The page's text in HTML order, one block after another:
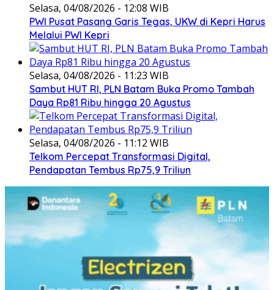
Selasa, 04/08/2026 - 12:08 WIB
PWI Pusat Pasang Garis Tegas, UKW di Kepri Harus
Melalui PWI Kepri
Selasa, 04/08/2026 - 11:23 WIB
Sambut HUT RI, PLN Batam Buka Promo Tambah
Daya Rp81 Ribu hingga 20 Agustus
Selasa, 04/08/2026 - 11:12 WIB
Telkom Percepat Transformasi Digital,
Pendapatan Tembus Rp75,9 Triliun